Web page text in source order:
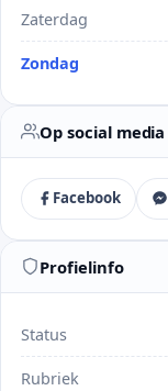
Zaterdag
Zondag
Op social media
Facebook
Profielinfo
Status
Rubriek